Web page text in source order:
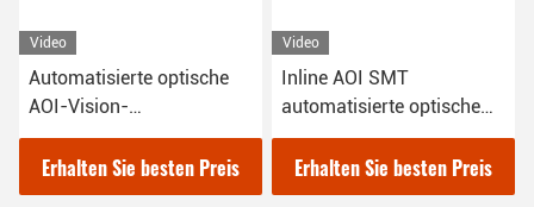
Video
Automatisierte optische
AOI-Vision-
Inspektionssysteme
Erhalten Sie besten Preis
Video
Inline AOI SMT
automatisierte optische
Inspektionsmaschine
Erhalten Sie besten Preis